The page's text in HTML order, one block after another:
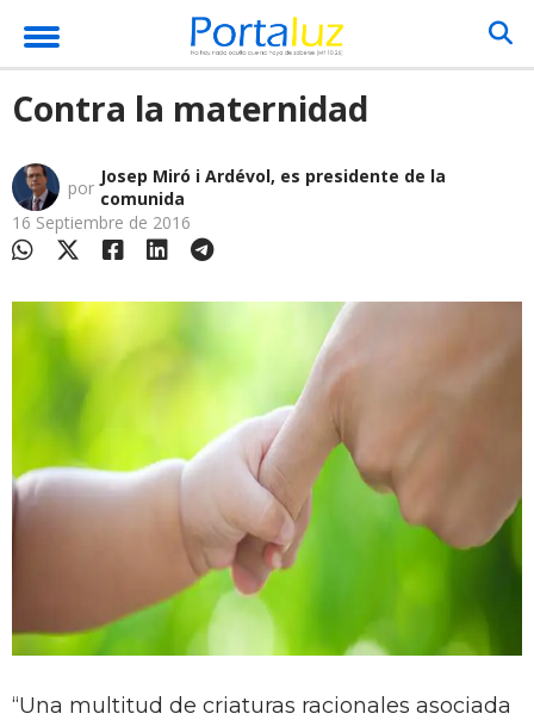
Contra la maternidad
por Josep Miró i Ardévol, es presidente de la
comunida
16 Septiembre de 2016
“Una multitud de criaturas racionales asociada